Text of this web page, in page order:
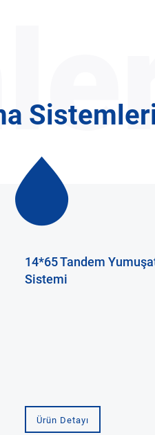
14*65 Tandem
Sistemi
Ürün Detayı